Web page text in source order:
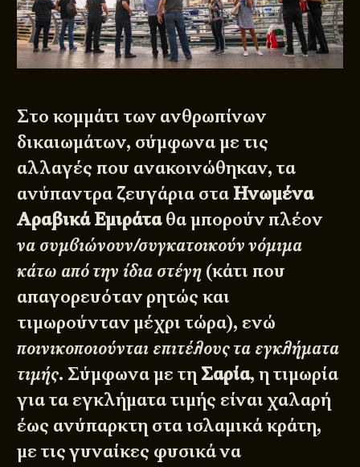
Στο κομμάτι των ανθρωπίνων
δικαιωμάτων, σύμφωνα με τις
αλλαγές που ανακοινώθηκαν, τα
ανύπαντρα ζευγάρια στα Ηνωμένα
Αραβικά Εμιράταθα μπορούν πλέον
να συμβιώνουν/συγκατοικούν νόμιμα
κάτω από την ίδια στέγη (κάτι που
απαγορευόταν ρητώς και
τιμωρούνταν μέχρι τώρα), ενώ
ποινικοποιούνται επιτέλους τα εγκλήματα
τιμής. Σύμφωνα με τη Σαρία, η τιμωρία
για τα εγκλήματα τιμής είναι χαλαρή
έως ανύπαρκτη στα ισλαμικά κράτη,
με τις γυναίκες φυσικά να